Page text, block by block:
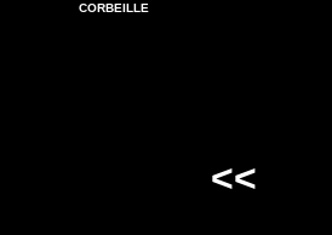
CORBEILLE
<<